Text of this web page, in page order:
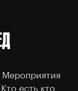
Мероприятия
Кто есть кто